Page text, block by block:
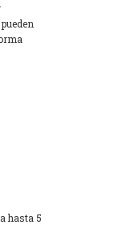
hasta 5